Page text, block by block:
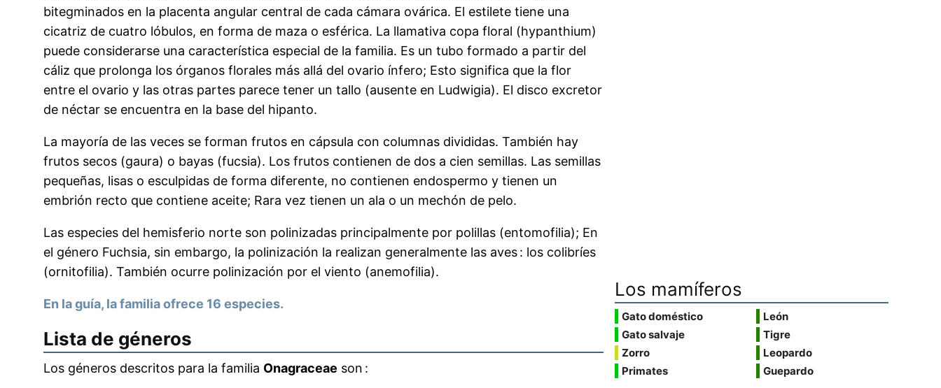
bitegminados en la placenta angular central de cada cámara ovárica. El estilete tiene una
cicatriz de cuatro lóbulos, en forma de maza o esférica. La llamativa copa floral (hypanthium)
puede considerarse una característica especial de la familia. Es un tubo formado a partir del
cáliz que prolonga los órganos florales más allá del ovario ínfero; Esto significa que la flor
entre el ovario y las otras partes parece tener un tallo (ausente en Ludwigia). El disco excretor
de néctar se encuentra en la base del hipanto.
La mayoría de las veces se forman frutos en cápsula con columnas divididas. También hay
frutos secos (gaura) o bayas (fucsia). Los frutos contienen de dos a cien semillas. Las semillas
pequeñas, lisas o esculpidas de forma diferente, no contienen endospermo y tienen un
embrión recto que contiene aceite; Rara vez tienen un ala o un mechón de pelo.
Las especies del hemisferio norte son polinizadas principalmente por polillas (entomofilia); En
el género Fuchsia, sin embargo, la polinización la realizan generalmente las aves : los colibríes
(ornitofilia). También ocurre polinización por el viento (anemofilia).
En la guía, la familia ofrece 16 especies.
Lista de géneros
Los géneros descritos para la familia Onagraceae son :
Los mamíferos
Gato doméstico
Gato salvaje
Zorro
Primates
León
Tigre
Leopardo
Guepardo